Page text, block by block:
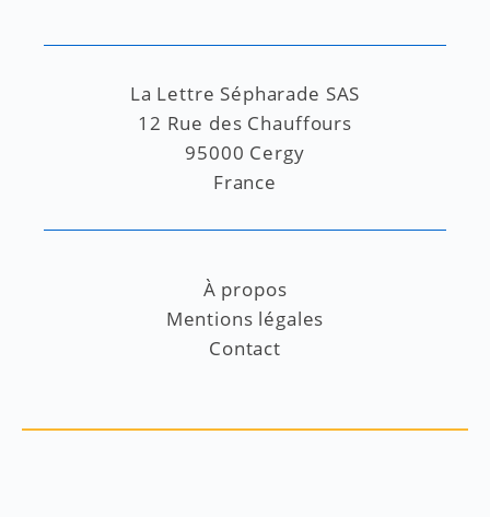
La Lettre Sépharade SAS
12 Rue des Chauffours
95000 Cergy
France
À propos
Mentions légales
Contact